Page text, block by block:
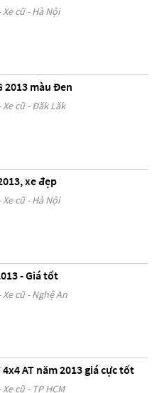
cũ - Hà Nội
2013 màu Đen
cũ - Đăk Lăk
xe đẹp
cũ - Hà Nội
- Giá tốt
cũ - Nghệ An
AT năm 2013 giá cực tốt
cũ - TP HCM